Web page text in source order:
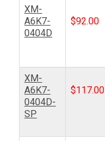
XM-
A6K7-
0404D
$92.00
XM-
A6K7-
0404D-
SP
$117.00